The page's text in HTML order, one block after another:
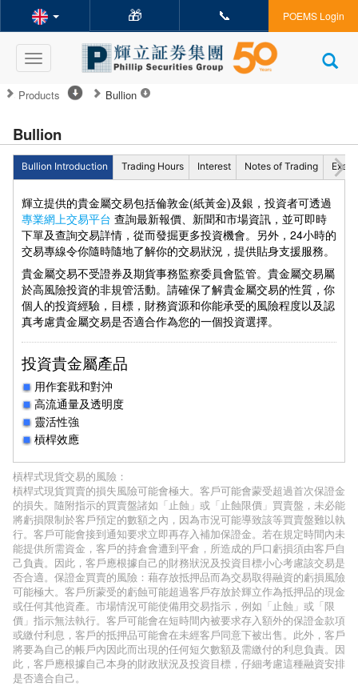
🎁 📞 POEMS Login
Toggle
navigation
Products Bullion
Bullion
Bullion Introduction Trading Hours Interest Notes of Trading
輝立提供的貴金屬交易包括倫敦金(紙黃金)及銀，投資者可透過
專業網上交易平台 查詢最新報價、新聞和市場資訊，並可即時
下單及查詢交易詳情，從而發掘更多投資機會。另外，24小時的
交易專線令你隨時隨地了解你的交易狀況，提供貼身支援服務。
貴金屬交易不受證券及期貨事務監察委員會監管。貴金屬交易屬
於高風險投資的非規管活動。請確保了解貴金屬交易的性質，你
個人的投資經驗，目標，財務資源和你能承受的風險程度以及認
真考慮貴金屬交易是否適合作為您的一個投資選擇。
投資貴金屬產品
用作套戥和對沖
高流通量及透明度
靈活性強
槓桿效應
槓桿式現貨交易的風險：
槓桿式現貨買賣的損失風險可能會極大。客戶可能會蒙受超過首次保證金
的損失。隨附指示的買賣盤諸如「止蝕」或「止蝕限價」買賣盤，未必能
將虧損限制於客戶預定的數額之內，因為市況可能導致該等買賣盤難以執
行。客戶可能會接到通知要求立即再存入補加保證金。若在規定時間內未
能提供所需資金，客戶的持倉會遭到平倉，所造成的戶口虧損須由客戶自
己負責。因此，客戶應根據自己的財務狀況及投資目標小心考慮該交易是
否合適。保證金買賣的風險：藉存放抵押品而為交易取得融資的虧損風險
可能極大。客戶所蒙受的虧蝕可能超過客戶存放於輝立作為抵押品的現金
或任何其他資產。市場情況可能使備用交易指示，例如「止蝕」或「限
價」指示無法執行。客戶可能會在短時間內被要求存入額外的保證金款項
或繳付利息，客戶的抵押品可能會在未經客戶同意下被出售。此外，客戶
將要為自己的帳戶內因此而出現的任何短欠數額及需繳付的利息負責。因
此，客戶應根據自己本身的財政狀況及投資目標，仔細考慮這種融資安排
是否適合自己。